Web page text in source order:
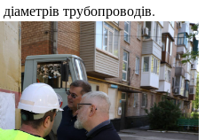
трубопроводів.